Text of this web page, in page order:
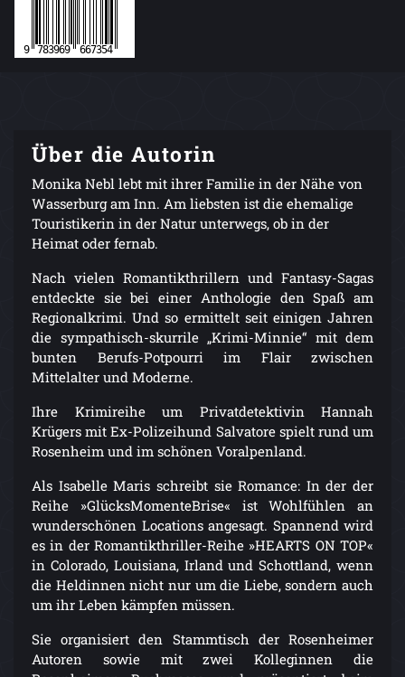
Über die Autorin
Monika Nebl lebt mit ihrer Familie in der Nähe von
Wasserburg am Inn. Am liebsten ist die ehemalige
Touristikerin in der Natur unterwegs, ob in der
Heimat oder fernab.
Nach vielen Romantikthrillern und Fantasy-Sagas
entdeckte sie bei einer Anthologie den Spaß am
Regionalkrimi. Und so ermittelt seit einigen Jahren
die sympathisch-skurrile „Krimi-Minnie“ mit dem
bunten Berufs-Potpourri im Flair zwischen
Mittelalter und Moderne.
Ihre Krimireihe um Privatdetektivin Hannah
Krügers mit Ex-Polizeihund Salvatore spielt rund um
Rosenheim und im schönen Voralpenland.
Als Isabelle Maris schreibt sie Romance: In der der
Reihe »GlücksMomenteBrise« ist Wohlfühlen an
wunderschönen Locations angesagt. Spannend wird
es in der Romantikthriller-Reihe »HEARTS ON TOP«
in Colorado, Louisiana, Irland und Schottland, wenn
die Heldinnen nicht nur um die Liebe, sondern auch
um ihr Leben kämpfen müssen.
Sie organisiert den Stammtisch der Rosenheimer
Autoren sowie mit zwei Kolleginnen die